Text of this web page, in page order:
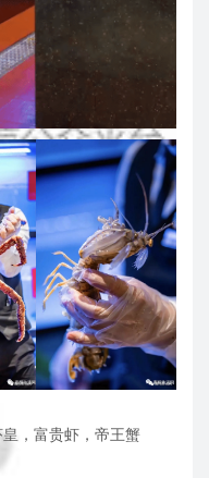
，富贵虾，帝王蟹